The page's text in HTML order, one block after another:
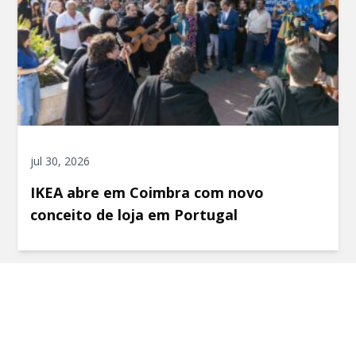
jul 30, 2026
IKEA abre em Coimbra com novo
conceito de loja em Portugal